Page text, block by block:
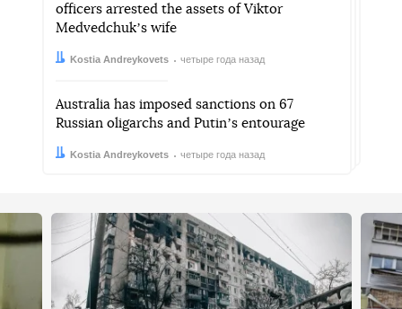
officers arrested the assets of Viktor
Medvedchukʼs wife
Автор:Kostia Andreykovets
Дата: четыре года назад
Australia has imposed sanctions on 67
Russian oligarchs and Putinʼs entourage
Автор:Kostia Andreykovets
Дата: четыре года назад